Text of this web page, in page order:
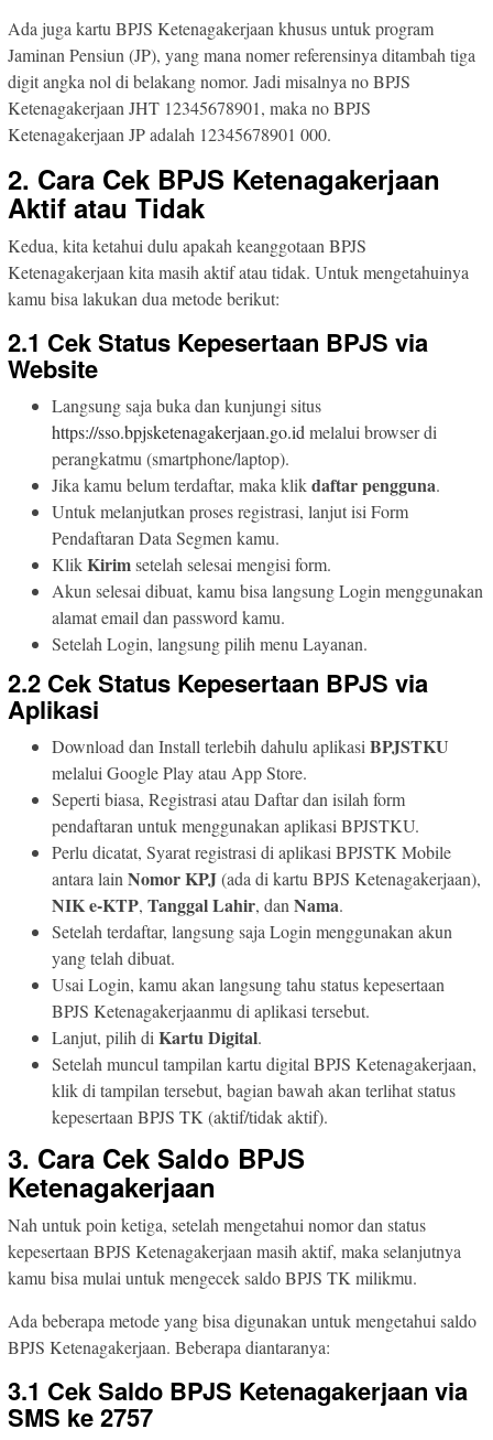
Ada juga kartu BPJS Ketenagakerjaan khusus untuk program
Jaminan Pensiun (JP), yang mana nomer referensinya ditambah tiga
digit angka nol di belakang nomor. Jadi misalnya no BPJS
Ketenagakerjaan JHT 12345678901, maka no BPJS
Ketenagakerjaan JP adalah 12345678901 000.
2. Cara Cek BPJS Ketenagakerjaan
Aktif atau Tidak
Kedua, kita ketahui dulu apakah keanggotaan BPJS
Ketenagakerjaan kita masih aktif atau tidak. Untuk mengetahuinya
kamu bisa lakukan dua metode berikut:
2.1 Cek Status Kepesertaan BPJS via
Website
Langsung saja buka dan kunjungi situs
https://sso.bpjsketenagakerjaan.go.id melalui browser di
perangkatmu (smartphone/laptop).
Jika kamu belum terdaftar, maka klikdaftar pengguna.
Untuk melanjutkan proses registrasi, lanjut isi Form
Pendaftaran Data Segmen kamu.
KlikKirimsetelah selesai mengisi form.
Akun selesai dibuat, kamu bisa langsung Login menggunakan
alamat email dan password kamu.
Setelah Login, langsung pilih menu Layanan.
2.2 Cek Status Kepesertaan BPJS via
Aplikasi
Download dan Install terlebih dahulu aplikasi BPJSTKU
melalui Google Play atau App Store.
Seperti biasa, Registrasi atau Daftar dan isilah form
pendaftaran untuk menggunakan aplikasi BPJSTKU.
Perlu dicatat, Syarat registrasi di aplikasi BPJSTK Mobile
antara lain Nomor KPJ(ada di kartu BPJS Ketenagakerjaan),
NIK e-KTP, Tanggal Lahir, dan Nama.
Setelah terdaftar, langsung saja Login menggunakan akun
yang telah dibuat.
Usai Login, kamu akan langsung tahu status kepesertaan
BPJS Ketenagakerjaanmu di aplikasi tersebut.
Lanjut, pilih di Kartu Digital.
Setelah muncul tampilan kartu digital BPJS Ketenagakerjaan,
klik di tampilan tersebut, bagian bawah akan terlihat status
kepesertaan BPJS TK (aktif/tidak aktif).
3. Cara Cek Saldo BPJS
Ketenagakerjaan
Nah untuk poin ketiga, setelah mengetahui nomor dan status
kepesertaan BPJS Ketenagakerjaan masih aktif, maka selanjutnya
kamu bisa mulai untuk mengecek saldo BPJS TK milikmu.
Ada beberapa metode yang bisa digunakan untuk mengetahui saldo
BPJS Ketenagakerjaan. Beberapa diantaranya:
3.1 Cek Saldo BPJS Ketenagakerjaan via
SMS ke 2757